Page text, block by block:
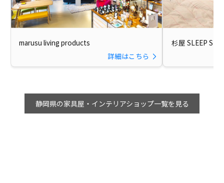
marusu living products
詳細はこちら
杉屋 SLEEP
静岡県の家具屋・インテリアショップ一覧を見る